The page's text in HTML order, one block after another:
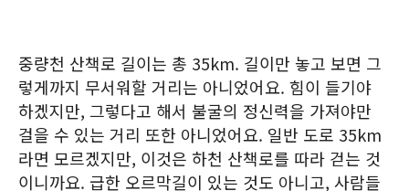
중량천 산책로 길이는 총 35km. 길이만 놓고 보면 그
렇게까지 무서워할 거리는 아니었어요. 힘이 들기야
하겠지만, 그렇다고 해서 불굴의 정신력을 가져야만
걸을 수 있는 거리 또한 아니었어요. 일반 도로 35km
라면 모르겠지만, 이것은 하천 산책로를 따라 걷는 것
이니까요. 급한 오르막길이 있는 것도 아니고, 사람들